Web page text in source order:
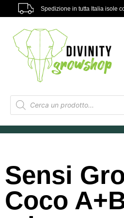
Spedizione in tutta Italia isole
Sensi
Coco